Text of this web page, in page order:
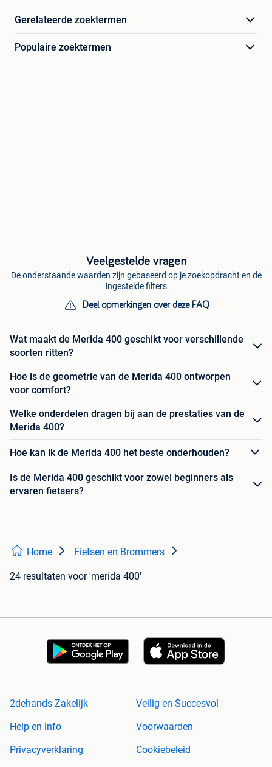
Gerelateerde zoektermen
Populaire zoektermen
Veelgestelde vragen
De onderstaande waarden zijn gebaseerd op je zoekopdracht en de
ingestelde filters
Deel opmerkingen over deze FAQ
Wat maakt de Merida 400 geschikt voor verschillende
soorten ritten?
Hoe is de geometrie van de Merida 400 ontworpen
voor comfort?
Welke onderdelen dragen bij aan de prestaties van de
Merida 400?
Hoe kan ik de Merida 400 het beste onderhouden?
Is de Merida 400 geschikt voor zowel beginners als
ervaren fietsers?
Home Fietsen en Brommers
24 resultaten voor 'merida 400'
2dehands Zakelijk
Veilig en Succesvol
Help en info
Voorwaarden
Privacyverklaring
Cookiebeleid